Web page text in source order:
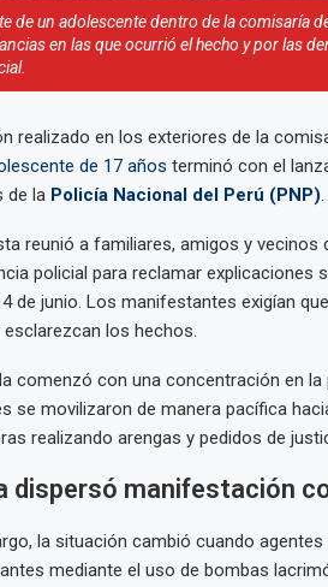
de un adolescente dentro de la comisaría
en las que ocurrió el hecho y por las
realizado en los exteriores de la
de 17 años terminó con el
de la Policía Nacional del Perú (PNP).
reunió a familiares, amigos y vecinos
policial para reclamar
de junio. Los manifestantes exigían
los hechos.
comenzó con una concentración en la
se movilizaron de manera pacífica
realizando arengas y pedidos de
dispersó manifestación
la situación cambió cuando
mediante el uso de bombas